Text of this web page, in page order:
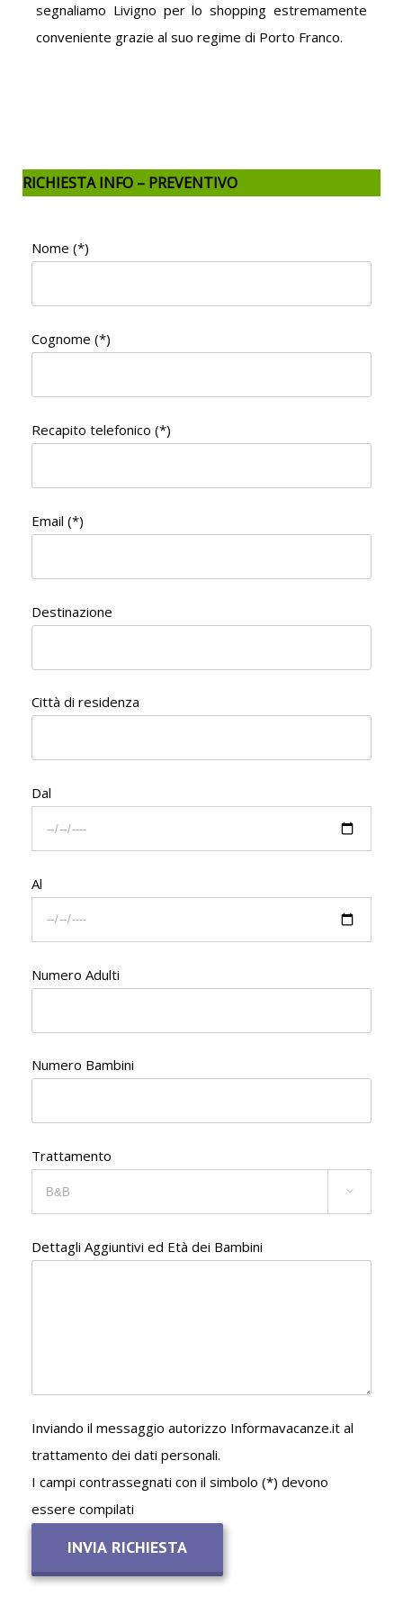
segnaliamo Livigno per lo shopping estremamente
conveniente grazie al suo regime di Porto Franco.
RICHIESTA INFO – PREVENTIVO
Nome (*)
Cognome (*)
Recapito telefonico (*)
Email (*)
Destinazione
Città di residenza
Dal
Al
Numero Adulti
Numero Bambini
Trattamento

Dettagli Aggiuntivi ed Età dei Bambini
Inviando il messaggio autorizzo Informavacanze.it al
trattamento dei dati personali.
I campi contrassegnati con il simbolo (*) devono
essere compilati